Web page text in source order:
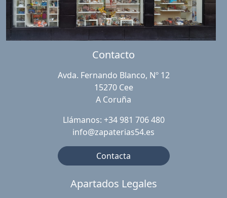
Contacto
Avda. Fernando Blanco, Nº 12
15270 Cee
A Coruña
Llámanos: +34 981 706 480
info@zapaterias54.es
Contacta
Apartados Legales